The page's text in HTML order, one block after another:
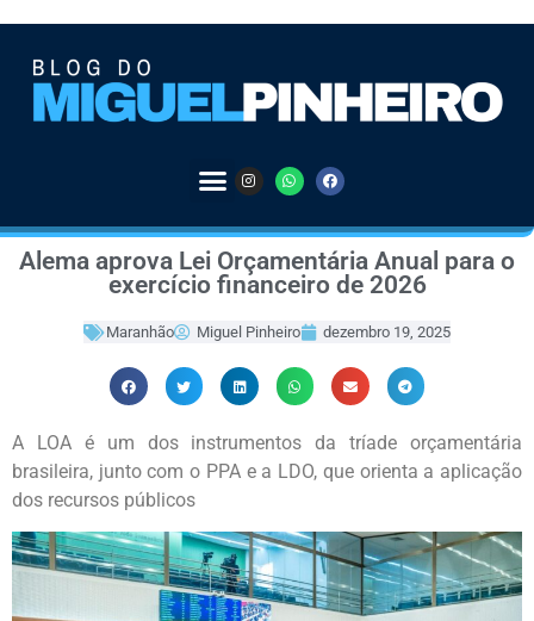
Alema aprova Lei Orçamentária Anual para o
exercício financeiro de 2026
Maranhão Miguel Pinheiro dezembro 19, 2025
A LOA é um dos instrumentos da tríade orçamentária
brasileira, junto com o PPA e a LDO, que orienta a aplicação
dos recursos públicos